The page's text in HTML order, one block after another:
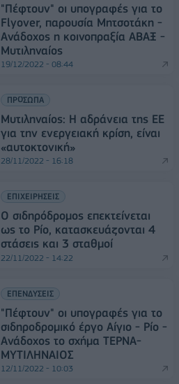
"Πέφτουν" οι υπογραφές για το
Flyover, παρουσία Μητσοτάκη -
Ανάδοχος η κοινοπραξία ΑΒΑΞ -
Μυτιληναίος
19/12/2022 - 08:44
ΠΡΟΣΩΠΑ
Μυτιληναίος: Η αδράνεια της ΕΕ
για την ενεργειακή κρίση, είναι
«αυτοκτονική»
28/11/2022 - 16:18
ΕΠΙΧΕΙΡΗΣΕΙΣ
Ο σιδηρόδρομος επεκτείνεται
ως το Ρίο, κατασκευάζονται 4
στάσεις και 3 σταθμοί
22/11/2022 - 14:22
ΕΠΕΝΔΥΣΕΙΣ
"Πέφτουν" οι υπογραφές για το
σιδηροδρομικό έργο Αίγιο - Ρίο -
Ανάδοχος το σχήμα ΤΕΡΝΑ-
ΜΥΤΙΛΗΝΑΙΟΣ
12/11/2022 - 10:03